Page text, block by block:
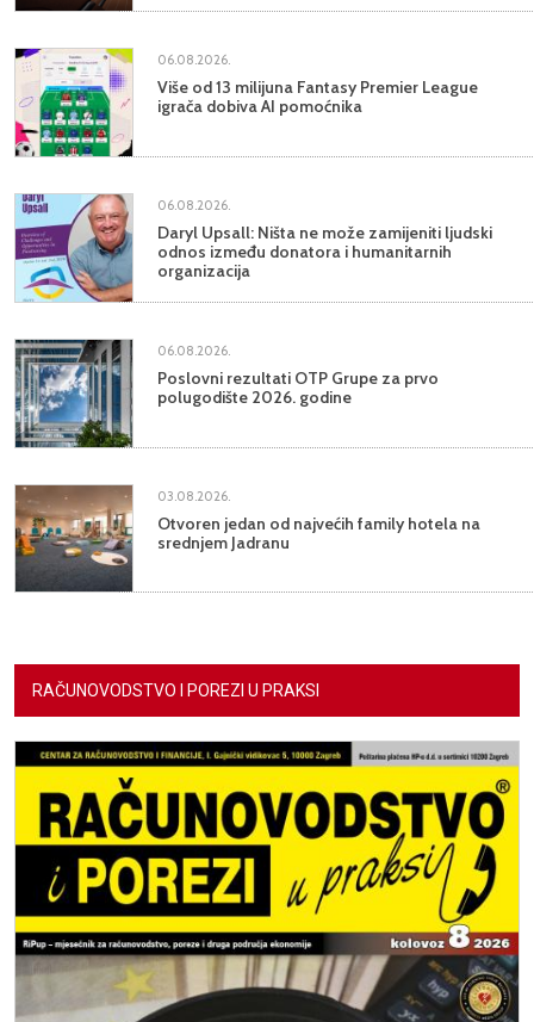
06.08.2026.
Više od 13 milijuna Fantasy Premier League
igrača dobiva AI pomoćnika
06.08.2026.
Daryl Upsall: Ništa ne može zamijeniti ljudski
odnos između donatora i humanitarnih
organizacija
06.08.2026.
Poslovni rezultati OTP Grupe za prvo
polugodište 2026. godine
03.08.2026.
Otvoren jedan od najvećih family hotela na
srednjem Jadranu
RAČUNOVODSTVO I POREZI U PRAKSI